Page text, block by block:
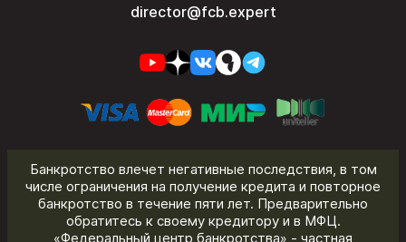
director@fcb.expert
Банкротство влечет негативные последствия, в том
числе ограничения на получение кредита и повторное
банкротство в течение пяти лет. Предварительно
обратитесь к своему кредитору и в МФЦ.
«Федеральный центр банкротства» - частная